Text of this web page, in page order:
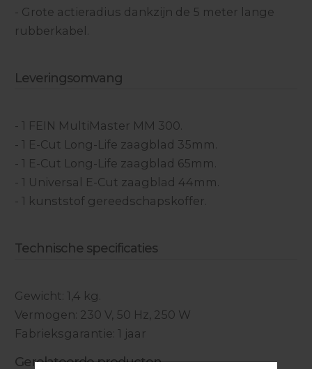
- Grote actieradius dankzijn de 5 meter lange
rubberkabel.
Leveringsomvang
- 1 FEIN MultiMaster MM 300.
- 1 E-Cut Long-Life zaagblad 35mm.
- 1 E-Cut Long-Life zaagblad 65mm.
- 1 Universal E-Cut zaagblad 44mm.
- 1 kunststof gereedschapskoffer.
Technische specificaties
Gewicht: 1,4 kg.
Vermogen: 230 V, 50 Hz, 250 W
Fabrieksgarantie: 1 jaar
Gerelateerde producten